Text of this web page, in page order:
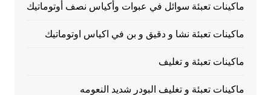
ماكينات تعبئة سوائل في عبوات وأكياس نصف أوتوماتيك
ماكينات تعبئة نشا و دقيق و بن في اكياس اوتوماتيك
ماكينات تعبئة و تغليف
ماكينات تعبئة و تغليف البودر شديد النعومه